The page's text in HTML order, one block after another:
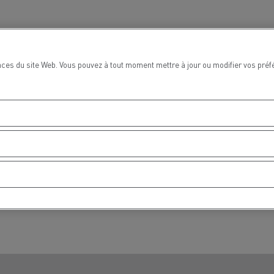
site Web. Vous pouvez à tout moment mettre à jour ou modifier vos